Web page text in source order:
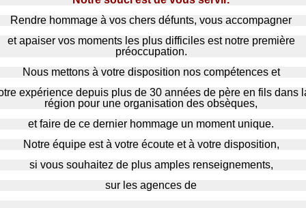
Rendre hommage à vos chers défunts, vous accompagner
et apaiser vos moments les plus difficiles est notre première
préoccupation.
Nous mettons à votre disposition nos compétences et
expérience depuis plus de 30 années de père en fils dans
région pour une organisation des obsèques,
et faire de ce dernier hommage un moment unique.
Notre équipe est à votre écoute et à votre disposition,
si vous souhaitez de plus amples renseignements,
sur les agences de